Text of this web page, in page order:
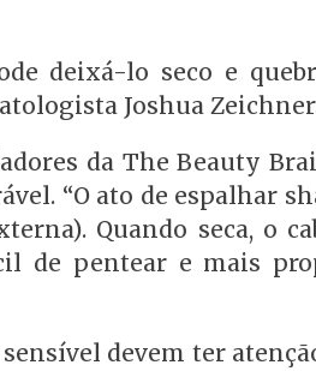
deixá-lo seco e
Joshua
da The Beauty
“O ato de espalhar
Quando seca, o
de pentear e mais
devem ter